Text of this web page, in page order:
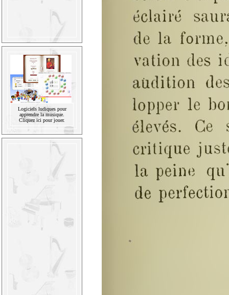
Logiciels ludiques pour
apprendre la musique.
Cliquez ici pour jouer.